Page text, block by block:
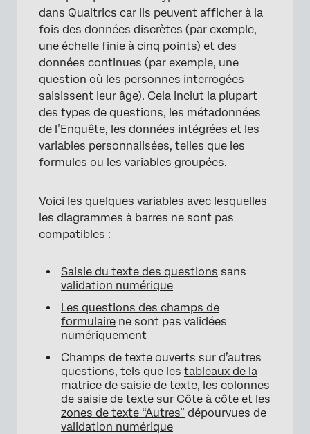
dans Qualtrics car ils peuvent afficher à la
fois des données discrètes (par exemple,
une échelle finie à cinq points) et des
données continues (par exemple, une
question où les personnes interrogées
saisissent leur âge). Cela inclut la plupart
des types de questions, les métadonnées
de l’Enquête, les données intégrées et les
variables personnalisées, telles que les
formules ou les variables groupées.
Voici les quelques variables avec lesquelles
les diagrammes à barres ne sont pas
compatibles :
Saisie du texte des questions sans
validation numérique
Les questions des champs de
formulaire ne sont pas validées
numériquement
Champs de texte ouverts sur d’autres
questions, tels que les tableaux de la
matrice de saisie de texte, les colonnes
de saisie de texte sur Côte à côte et les
zones de texte “Autres” dépourvues de
validation numérique